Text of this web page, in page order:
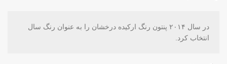
در سال ۲۰۱۴ پنتون رنگ ارکیده درخشان را به عنوان رنگ سال
انتخاب کرد.